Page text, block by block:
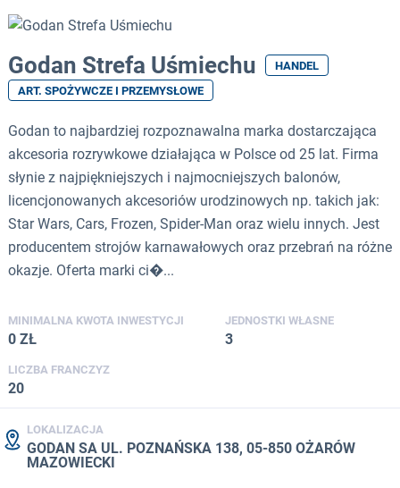
Godan Strefa Uśmiechu
HANDEL
ART. SPOŻYWCZE I PRZEMYSŁOWE
Godan to najbardziej rozpoznawalna marka dostarczająca
akcesoria rozrywkowe działająca w Polsce od 25 lat. Firma
słynie z najpiękniejszych i najmocniejszych balonów,
licencjonowanych akcesoriów urodzinowych np. takich jak:
Star Wars, Cars, Frozen, Spider-Man oraz wielu innych. Jest
producentem strojów karnawałowych oraz przebrań na różne
okazje. Oferta marki ci�...
MINIMALNA KWOTA INWESTYCJI
0 ZŁ
JEDNOSTKI WŁASNE
3
LICZBA FRANCZYZ
20
LOKALIZACJA
GODAN SA UL. POZNAŃSKA 138, 05-850 OŻARÓW
MAZOWIECKI